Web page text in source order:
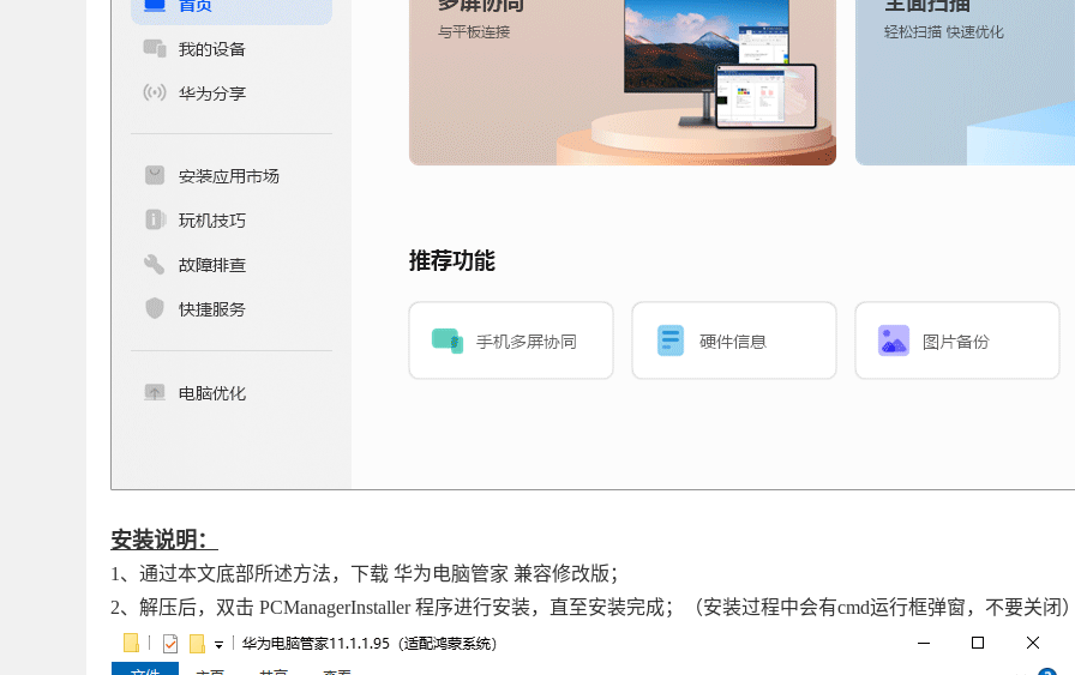
安装说明：
1、通过本文底部所述方法，下载 华为电脑管家 兼容修改版；
2、解压后，双击 PCManagerInstaller 程序进行安装，直至安装完成；（安装过程中会有cmd运行框弹窗，不要关闭